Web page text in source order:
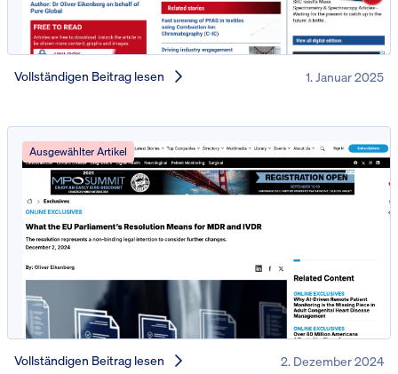
Vollständigen Beitrag lesen 1. Januar 2025
Ausgewählter Artikel
Vollständigen Beitrag lesen 2. Dezember 2024